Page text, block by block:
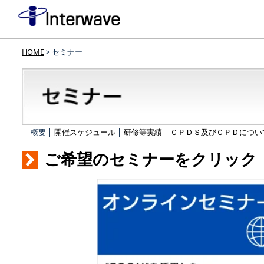
HOME> セミナー
概要 │ 開催スケジュール 研修等実績 ＣＰＤＳ及びＣＰＤにつ
ご希望のセミナーをクリック